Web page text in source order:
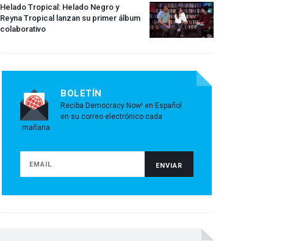
Helado Tropical: Helado Negro y
Reyna Tropical lanzan su primer álbum
colaborativo
BOLETÍN
Reciba Democracy Now! en Español
en su correo electrónico cada
mañana.